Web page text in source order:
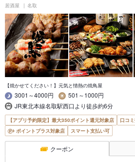
居酒屋 名取
【焼かせてください！】元気と情熱の焼鳥屋
3001～4000円
501～1000円
JR東北本線名取駅西口より徒歩約6分
【アプリ予約限定】最大350ポイント還元対象店
口コ
ポイントプラス対象店
スマート支払い可
クーポン